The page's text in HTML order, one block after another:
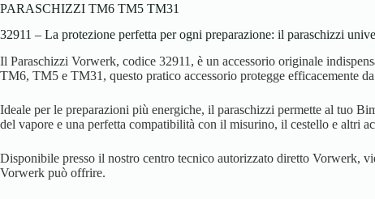
PARASCHIZZI TM6 TM5 TM31
32911 – La protezione perfetta per ogni preparazione: il paraschizzi
Il Paraschizzi Vorwerk, codice 32911, è un accessorio originale
TM6, TM5 e TM31, questo pratico accessorio protegge efficacemente
Ideale per le preparazioni più energiche, il paraschizzi permette al tuo
del vapore e una perfetta compatibilità con il misurino, il cestello e altri
Disponibile presso il nostro centro tecnico autorizzato diretto Vorwerk,
Vorwerk può offrire.